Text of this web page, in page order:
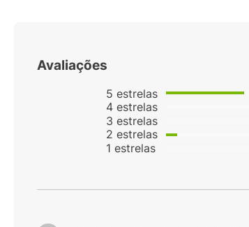
Avaliações
5 estrelas
4estrelas
3 estrelas
2 estrelas
1 estrelas